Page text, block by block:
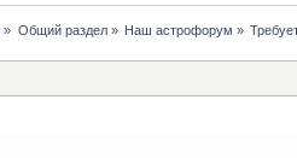
» Общий раздел» Наш астрофорум »